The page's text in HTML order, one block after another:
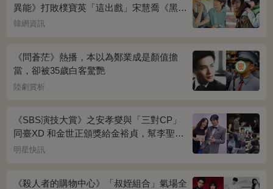
異能》打敗樸寶英「這出戲」宋慧喬《黑暗
榮耀》奪冠
韓網資訊
《問蒼茫》熱播，本以為鄭業成是顏值擔
當，卻被35歲白客驚艷
陸劇賞析
《SBS演技大賞》之安孝燮與「三對CP」
同臺XD 和金世正頒獎給金裕貞，幫李聖經
披外套超甜~
明星快訊
《殺人者的購物中心》「叔姪組合」氣場全